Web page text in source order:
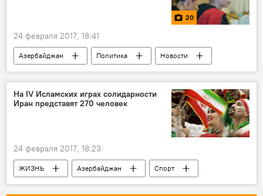
20
24 февраля 2017, 18:41
Азербайджан Политика
Новости
Россия
МУЛЬТИМЕДИА
Фото
Россия
Самед Сеидов
Олег Мурашев
Контакты
развитие
конференция
делегация
партнер
На IV Исламских играх солидарности
Иран представят 270 человек
24 февраля 2017, 18:23
ЖИЗНЬ Азербайджан
Спорт
Новости
Иран